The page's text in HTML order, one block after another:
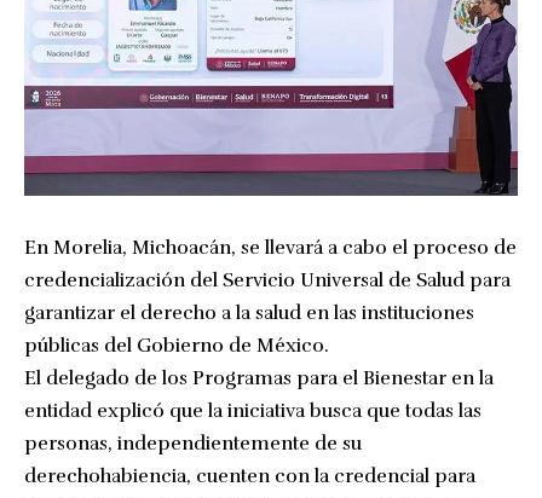
En Morelia, Michoacán, se llevará a cabo el proceso de
credencialización del Servicio Universal de Salud para
garantizar el derecho a la salud en las instituciones
públicas del Gobierno de México.
El delegado de los Programas para el Bienestar en la
entidad explicó que la iniciativa busca que todas las
personas, independientemente de su
derechohabiencia, cuenten con la credencial para